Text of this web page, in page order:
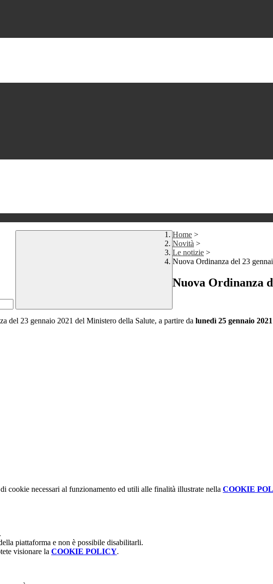
Home >
Novità >
Le notizie >
Nuova Ordinanza del 23
Nuova Ordinanza
del 23 gennaio 2021 del Ministero della Salute, a partire da lunedì 25 gennaio
cookie necessari al funzionamento ed utili alle finalità illustrate nella COOKIE
piattaforma e non è possibile disabilitarli.
visionare la COOKIE POLICY.